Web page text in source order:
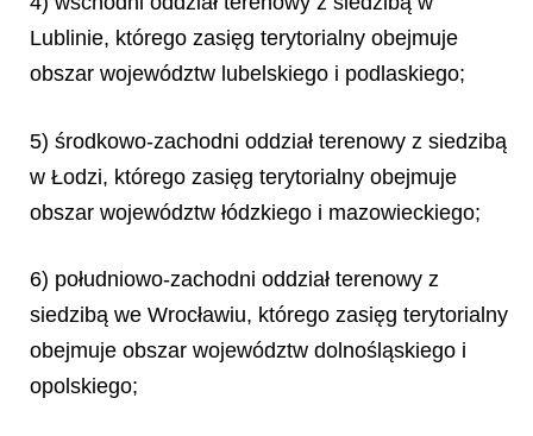
Lublinie, którego zasięg terytorialny obejmuje
obszar województw lubelskiego i podlaskiego;
5) środkowo-zachodni oddział terenowy z siedzibą
w Łodzi, którego zasięg terytorialny obejmuje
obszar województw łódzkiego i mazowieckiego;
6) południowo-zachodni oddział terenowy z
siedzibą we Wrocławiu, którego zasięg terytorialny
obejmuje obszar województw dolnośląskiego i
opolskiego;